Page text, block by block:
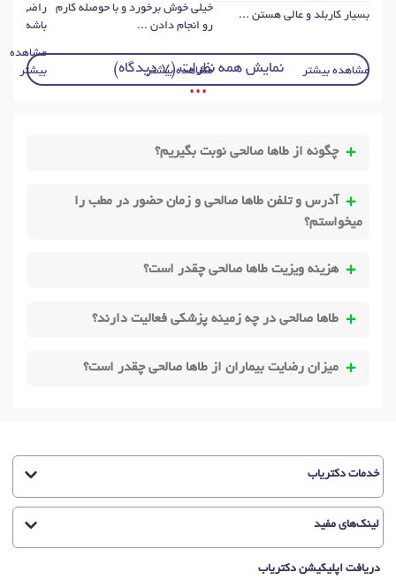
بسیار کاربلد و عالی هستن ...
مشاهده بیشتر
خیلی خوش برخورد و با حوصله کارم
رو انجام دادن ...
مشاهده بیشتر
راضی
باشه ...
مشاهده
بیشتر
نمایش همه نظرات (7 دیدگاه)
• • •
چگونه از طاها صالحی نوبت بگیریم؟
آدرس و تلفن طاها صالحی و زمان حضور در مطب را
میخواستم؟
هزینه ویزیت طاها صالحی چقدر است؟
طاها صالحی در چه زمینه پزشکی فعالیت دارند؟
میزان رضایت بیماران از طاها صالحی چقدر است؟
خدمات دکتریاب
لینک‌های مفید
دریافت اپلیکیشن دکتریاب